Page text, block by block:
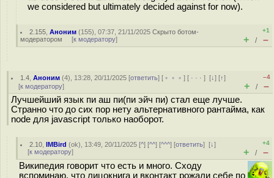
we considered but ultimately decided against for now).
2.155 ,Аноним (155), 07:37, 21/11/2025Скрыто ботом-
модератором [к модератору]
+1
+ / –
1.4 ,Аноним (4), 13:28, 20/11/2025 [ответить] [ ﹢﹢﹢] [ · · ·][↓] [↑]
[к модератору]
–4
+ / –
Лучшейший язык пи аш пи(пи эйч пи) стал еще лучше.
Странно что до сих пор нету альтернативного рантайма, как
node для javascript только наоборот.
2.10 ,IMBird (ok), 13:49, 20/11/2025 [^] [^^] [^^^] [ответить][↓]
[к модератору]
+4
+ / –
Википедия говорит что есть и много. Сходу
вспоминаю, что лицокнига и вконтакт рожали себе по